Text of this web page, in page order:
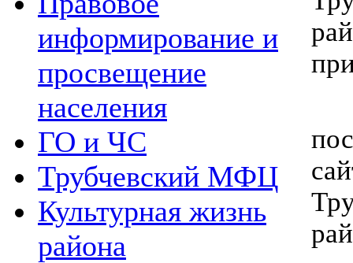
информирование и
просвещение
населения
ГО и ЧС
Трубчевский МФЦ
Культурная жизнь
района